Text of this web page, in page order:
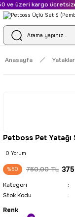
ve üzeri kargo ücretsiz
Anasayfa Yataklar
Petboss Pet Yatağı
0 Yorum
%50 750,00 TL
Kategori
Stok Kodu
Renk